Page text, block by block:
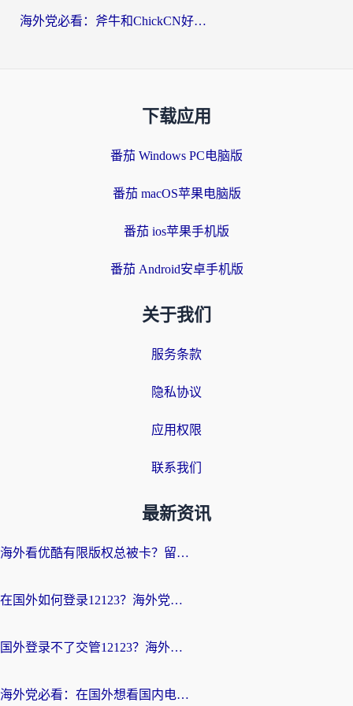
海外党必看：斧牛和ChickCN好用吗？3款热门加速器实测+番茄加速器深度体验
下载应用
番茄 Windows PC电脑版
番茄 macOS苹果电脑版
番茄 ios苹果手机版
番茄 Android安卓手机版
关于我们
服务条款
隐私协议
应用权限
联系我们
最新资讯
海外看优酷有限版权总被卡？留学生亲测有效的回国加速器选择指南
在国外如何登录12123？海外党必备的回国加速实用指南
国外登录不了交管12123？海外华人亲测有效的回国加速器选择指南
海外党必看：在国外想看国内电视剧用什么软件？3步解决地域限制